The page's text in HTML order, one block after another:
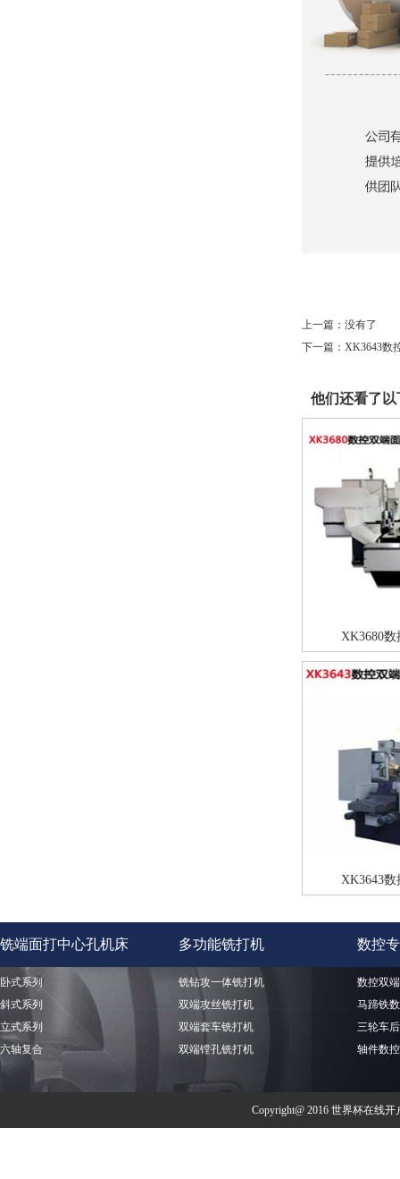
上一篇：没有了
下一篇： XK3643数
他们还看了以
XK3680
XK3643
铣端面打中心孔机床 多功能铣打机 数控
卧式系列
斜式系列
立式系列
六轴复合
铣钻攻一体铣打机
双端攻丝铣打机
双端套车铣打机
双端镗孔铣打机
数控双
马蹄铁
三轮车
轴件数
Copyright@ 2016 世界杯在线